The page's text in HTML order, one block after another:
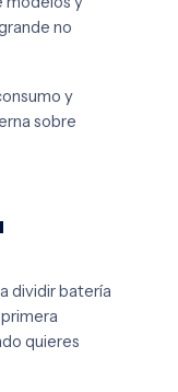
no
y
sobre
dividir batería
quieres